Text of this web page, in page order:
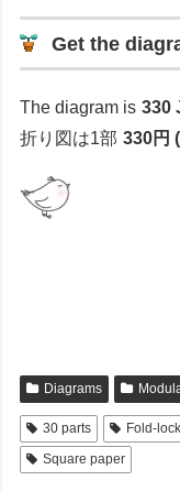
Get the
The diagram is 330
折り図は1部 330円
Diagrams
30 parts Fold-
Square paper